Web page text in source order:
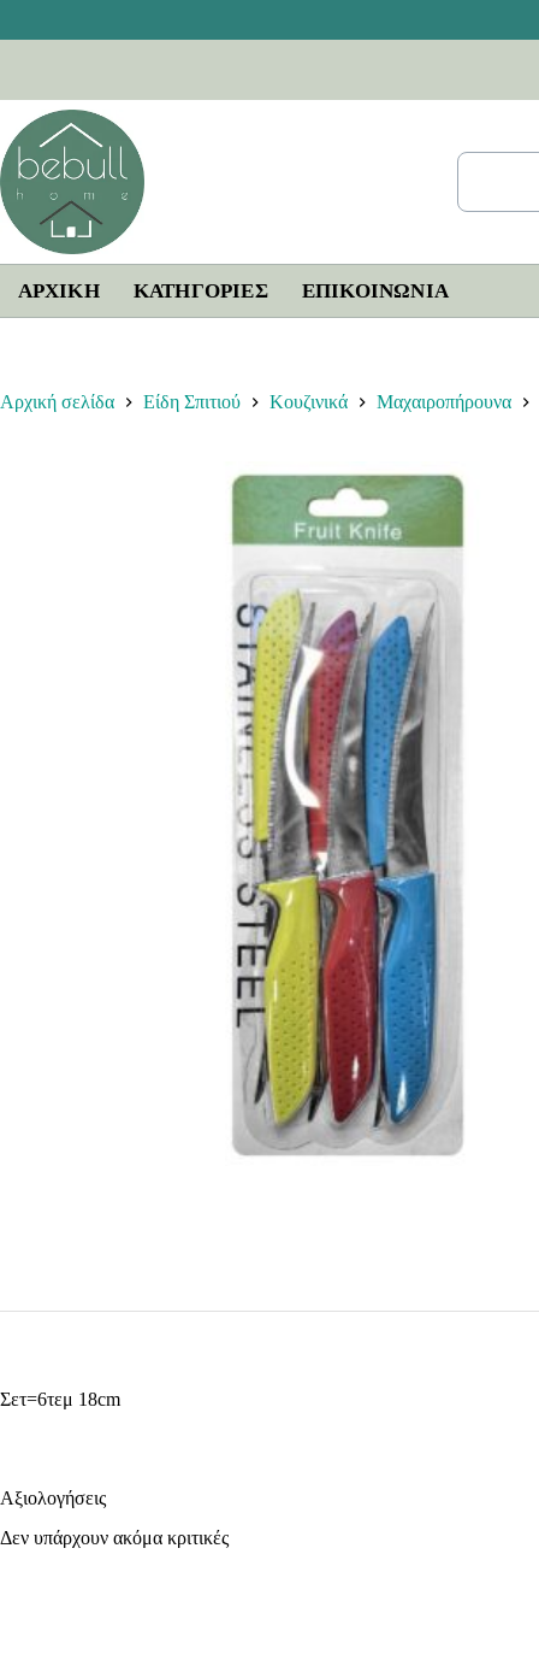
ΑΡΧΙΚΗ ΚΑΤΗΓΟΡΙΕΣ ΕΠΙΚΟΙΝΩΝΊΑ
Αρχική σελίδα Είδη Σπιτιού Κουζινικά Μαχαιροπήρουνα
Σετ=6τεμ 18cm
Αξιολογήσεις
Δεν υπάρχουν ακόμα κριτικές